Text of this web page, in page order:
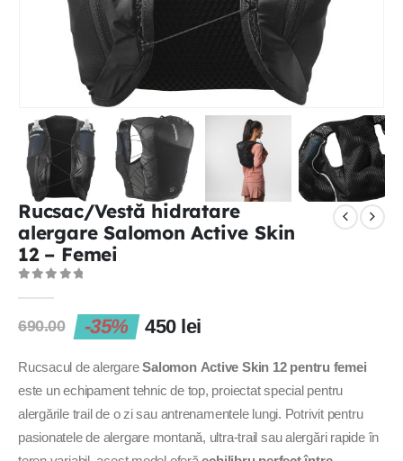
Rucsac/Vestă hidratare
alergare Salomon Active Skin
12 – Femei
690.00 -35% 450 lei
Rucsacul de alergareSalomon Active Skin 12 pentru femei
este un echipament tehnic de top, proiectat special pentru
alergările trail de o zi sau antrenamentele lungi. Potrivit pentru
pasionatele de alergare montană, ultra-trail sau alergări rapide în